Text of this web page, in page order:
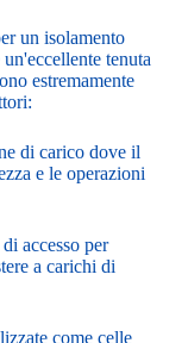
un isolamento
tenuta
estremamente
di carico dove il
e le operazioni
accesso per
a carichi di
come celle